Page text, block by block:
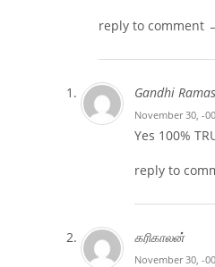
reply to comment
Gandhi
November 30, -
Yes 100%
reply to
கரிகாலன்
November 30, -